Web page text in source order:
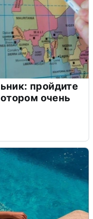
пройдите
очень